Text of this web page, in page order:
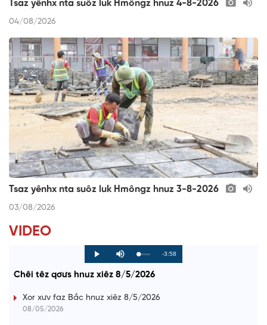
Tsaz yênhx nta suôz luk Hmôngz hnuz 4-8-2026
04/08/2026
Tsaz yênhx nta suôz luk Hmôngz hnuz 3-8-2026
03/08/2026
VIDEO
P
l
y
M
u
e
L
o
d
0
P
r
g
s
R
-3:58
Chêi têz qơưs hnuz xiêz 8/5/2026
Xor xưv faz Bắc hnuz xiêz 8/5/2026
08/05/2026